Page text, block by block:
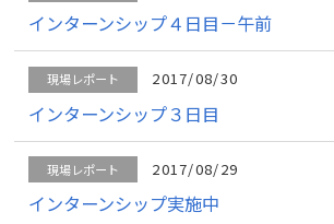
インターンシップ４日目－午前
現場レポート 2017/08/30
インターンシップ３日目
現場レポート 2017/08/29
インターンシップ実施中